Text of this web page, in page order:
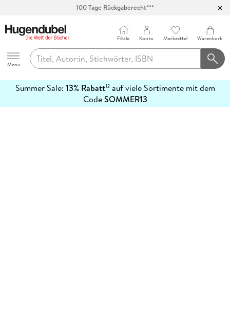
100 Tage Rückgaberecht***
Hugendubel
Menu
Filiale Konto Merkzettel Warenkorb
Summer Sale: 13% Rabatt12auf viele Sortimente mit dem
CodeSOMMER13
erfahren